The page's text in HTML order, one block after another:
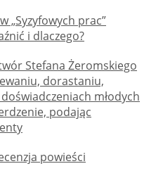
„Syzyfowych prac”
i dlaczego?
Stefana Żeromskiego
dorastaniu,
młodych
podając
powieści